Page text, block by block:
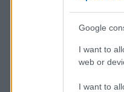
Google
I want to
web or
I want to